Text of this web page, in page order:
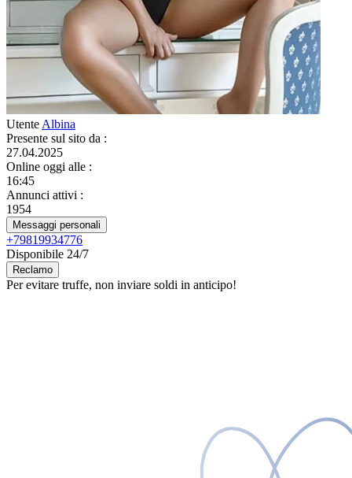
Utente Albina
Presente sul sito da :
27.04.2025
Online oggi alle :
16:45
Annunci attivi :
1954
Messaggi personali
+79819934776
Disponibile 24/7
Reclamo
Per evitare truffe, non inviare soldi in anticipo!